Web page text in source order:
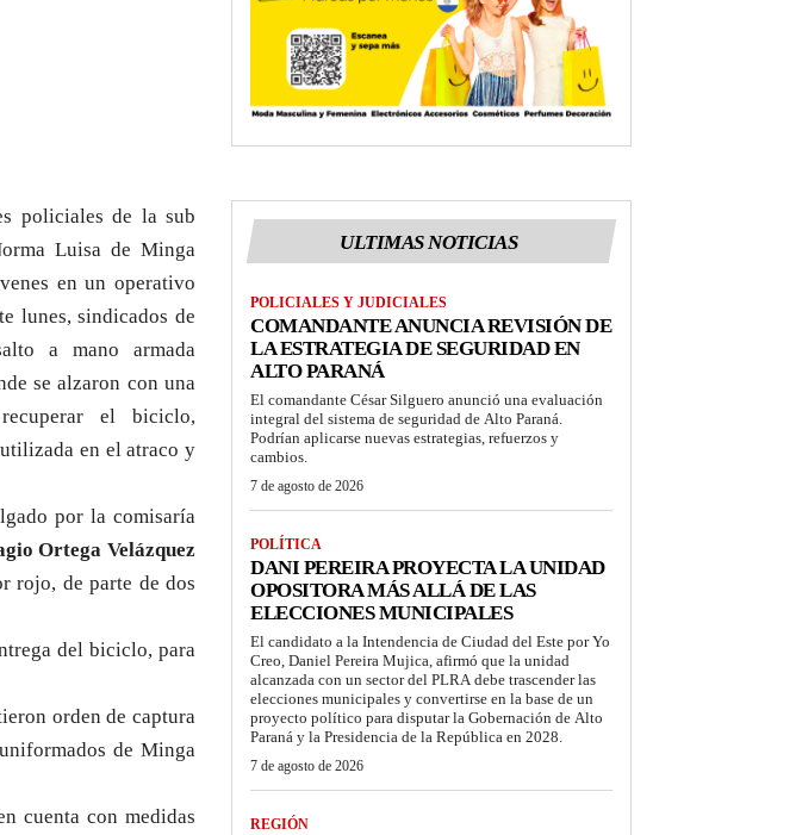
policiales de la sub
Luisa de Minga
en un operativo
lunes, sindicados de
a mano armada
se alzaron con una
el biciclo,
en el atraco y
por la comisaría
Ortega Velázquez
rojo, de parte de dos
del biciclo, para
orden de captura
de Minga
cuenta con medidas
ULTIMAS NOTICIAS
POLICIALES Y JUDICIALES
COMANDANTE ANUNCIA REVISIÓN DE
LA ESTRATEGIA DE SEGURIDAD EN
ALTO PARANÁ
El comandante César Silguero anunció una evaluación
integral del sistema de seguridad de Alto Paraná.
Podrían aplicarse nuevas estrategias, refuerzos y
cambios.
7 de agosto de 2026
POLÍTICA
DANI PEREIRA PROYECTA LA UNIDAD
OPOSITORA MÁS ALLÁ DE LAS
ELECCIONES MUNICIPALES
El candidato a la Intendencia de Ciudad del Este por Yo
Creo, Daniel Pereira Mujica, afirmó que la unidad
alcanzada con un sector del PLRA debe trascender las
elecciones municipales y convertirse en la base de un
proyecto político para disputar la Gobernación de Alto
Paraná y la Presidencia de la República en 2028.
7 de agosto de 2026
REGIÓN